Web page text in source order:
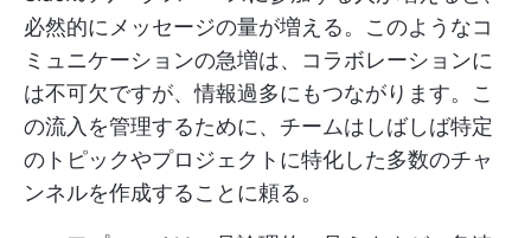
必然的にメッセージの量が増える。このようなコ
ミュニケーションの急増は、コラボレーションに
は不可欠ですが、情報過多にもつながります。こ
の流入を管理するために、チームはしばしば特定
のトピックやプロジェクトに特化した多数のチャ
ンネルを作成することに頼る。